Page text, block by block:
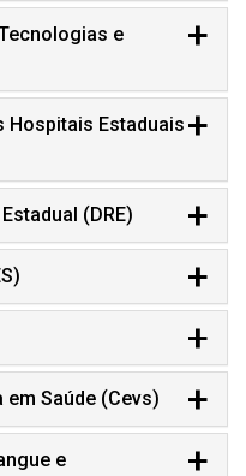
e
Hospitais Estaduais
(DRE)
em Saúde (Cevs)
e